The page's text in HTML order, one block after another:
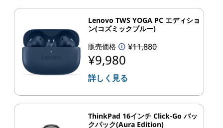
Lenovo TWS YOGA PC エディショ
ン(コズミックブルー)
販売価格
¥11,880
¥9,980
詳しく見る
ThinkPad 16インチ Click-Go バッ
クパック(Aura Edition)